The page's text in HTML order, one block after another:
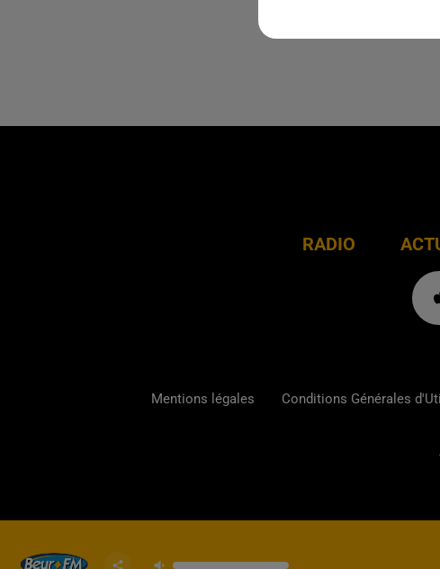
RADIO
Mentions légales Conditions Générales